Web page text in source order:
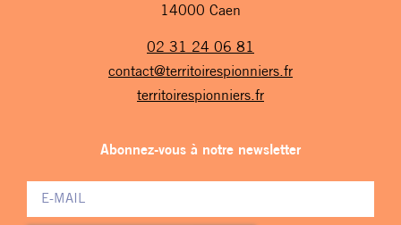
14000 Caen
02 31 24 06 81
contact@territoirespionniers.fr
territoirespionniers.fr
Abonnez-vous à notre newsletter